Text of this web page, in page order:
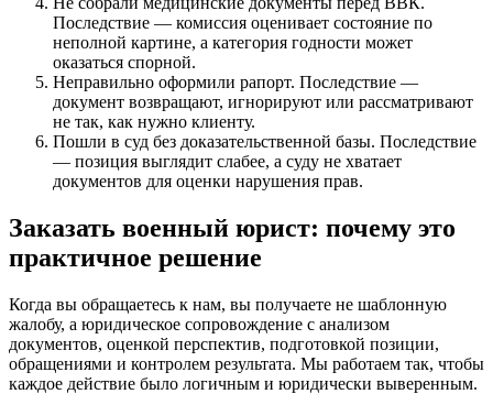
Последствие — комиссия оценивает состояние по
неполной картине, а категория годности может
оказаться спорной.
Неправильно оформили рапорт. Последствие —
документ возвращают, игнорируют или рассматривают
не так, как нужно клиенту.
Пошли в суд без доказательственной базы. Последствие
— позиция выглядит слабее, а суду не хватает
документов для оценки нарушения прав.
Заказать военный юрист: почему это
практичное решение
Когда вы обращаетесь к нам, вы получаете не шаблонную
жалобу, а юридическое сопровождение с анализом
документов, оценкой перспектив, подготовкой позиции,
обращениями и контролем результата. Мы работаем так, чтобы
каждое действие было логичным и юридически выверенным.